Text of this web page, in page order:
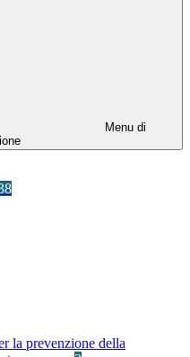
Menu di
la prevenzione della